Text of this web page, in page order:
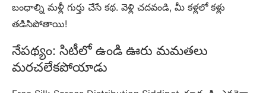
బంధాల్ని మళ్లీ గుర్తు చేసే కథ. వెళ్లి చదవండి, మీ కళ్లలో కళ్లు
తడిసిపోతాయి!
నేపథ్యం: సిటీలో ఉండి ఊరు మమతలు
మరచలేకపోయాడు